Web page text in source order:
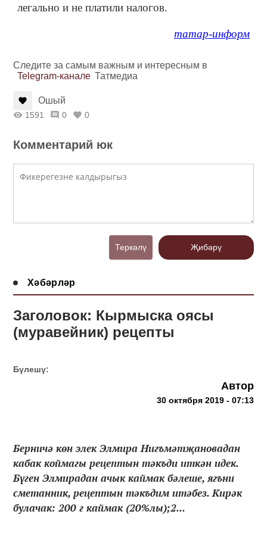
легально и не платили налогов.
татар-информ
Следите за самым важным и интересным в
Telegram-канале Татмедиа
Ошый
1591 0 0
Комментарий юк
Теркәлү Җибәрү
Хәбәрләр
Заголовок: Кырмыска оясы
(муравейник) рецепты
Бүлешү:
Автор
30 октября 2019 - 07:13
Берничә көн элек Элмира Нигъмәтҗановадан
кабак коймагы рецептын тәкъди иткән идек.
Бүген Элмирадан ачык каймак бәлеше, ягъни
сметанник, рецептын тәкъдим итәбез. Кирәк
булачак: 200 г каймак (20%лы);2...